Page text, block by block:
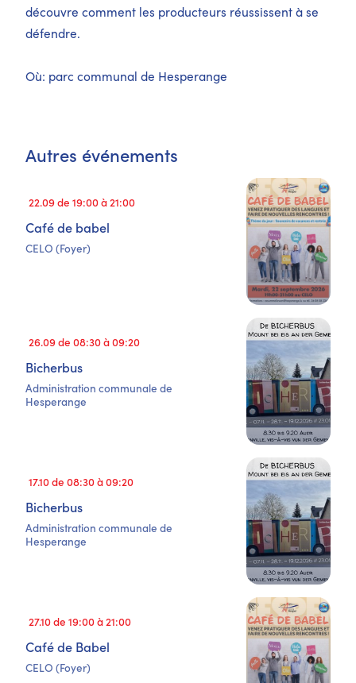
découvre comment les producteurs réussissent à se
défendre.
Où: parc communal de Hesperange
Autres événements
22.09 de 19:00 à 21:00
Café de babel
CELO (Foyer)
26.09 de 08:30 à 09:20
Bicherbus
Administration communale de
Hesperange
17.10 de 08:30 à 09:20
Bicherbus
Administration communale de
Hesperange
27.10 de 19:00 à 21:00
Café de Babel
CELO (Foyer)